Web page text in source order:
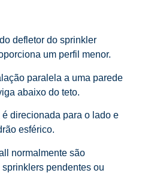
defletor do sprinkler
um perfil menor.
paralela a uma parede
abaixo do teto.
direcionada para o lado e
esférico.
normalmente são
pendentes ou